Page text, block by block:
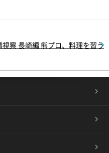
察 長崎編 熊プロ、料理を習う